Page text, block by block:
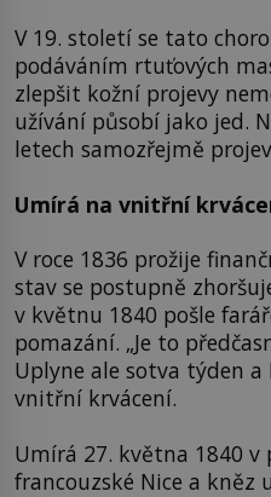
V 19. století se tato
podáváním rtuťových
zlepšit kožní projevy
užívání působí jako jed.
letech samozřejmě
Umírá na vnitřní
V roce 1836 prožije
stav se postupně
v květnu 1840 pošle
pomazání. „Je to
Uplyne ale sotva týden
vnitřní krvácení.
Umírá 27. května 1840
francouzské Nice a kněz